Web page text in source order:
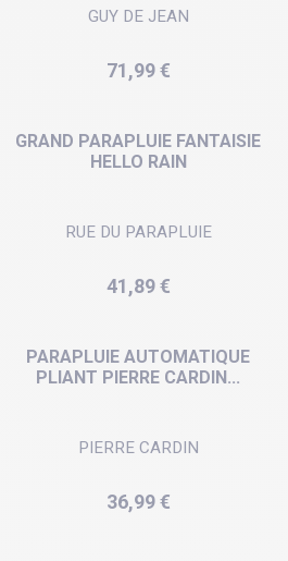
GUY DE JEAN
Prix
71,99 €
GRAND PARAPLUIE FANTAISIE
HELLO RAIN
RUE DU PARAPLUIE
Prix
41,89 €
PARAPLUIE AUTOMATIQUE
PLIANT PIERRE CARDIN...
PIERRE CARDIN
Prix
36,99 €